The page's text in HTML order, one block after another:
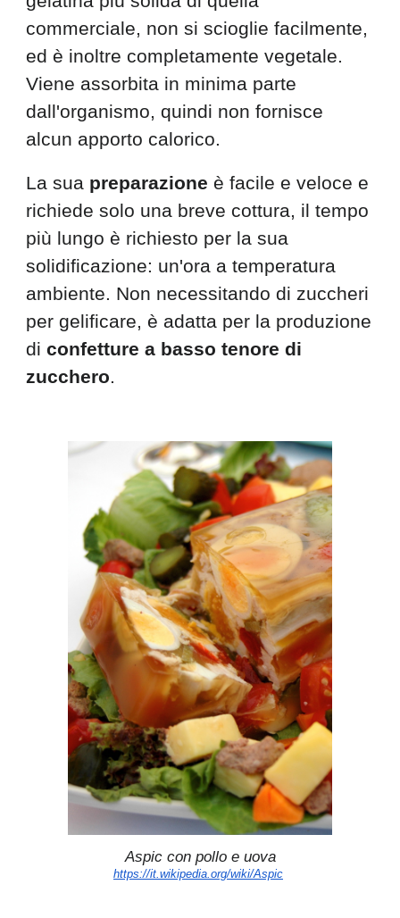
commerciale, non si scioglie facilmente,
ed è inoltre completamente vegetale.
Viene assorbita in minima parte
dall'organismo, quindi non fornisce
alcun apporto calorico.
La sua preparazione è facile e veloce e
richiede solo una breve cottura, il tempo
più lungo è richiesto per la sua
solidificazione: un'ora a temperatura
ambiente. Non necessitando di zuccheri
per gelificare, è adatta per la produzione
diconfetture a basso tenore di
zucchero.
Aspic con pollo e uova
https://it.wikipedia.org/wiki/Aspic